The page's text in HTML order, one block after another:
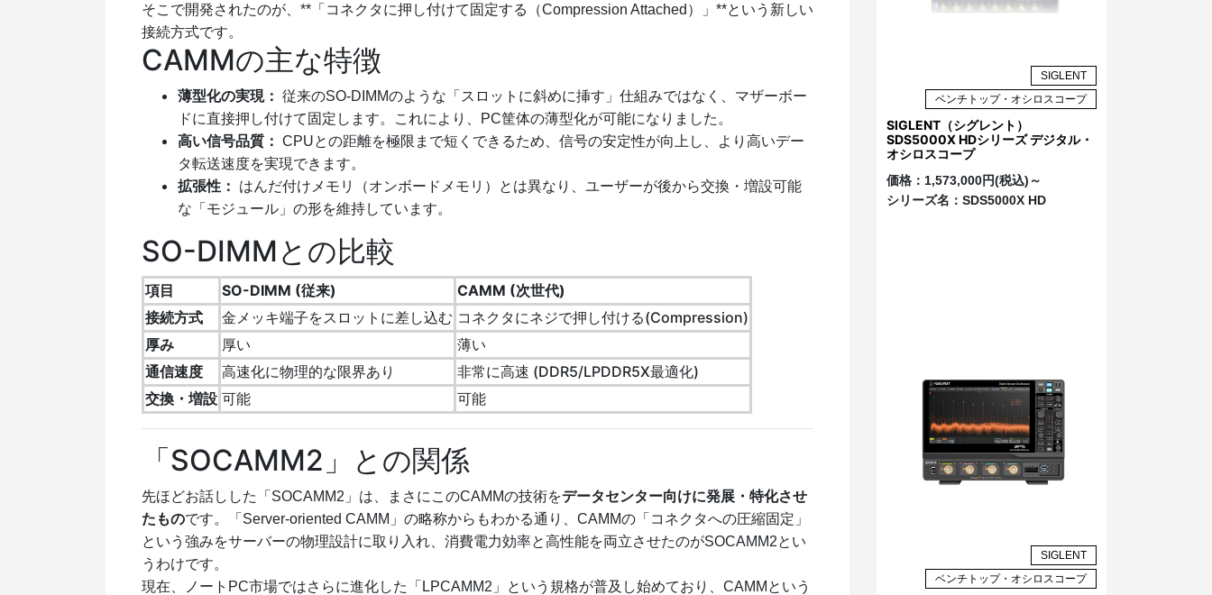
そこで開発されたのが、**「コネクタに押し付けて固定する（Compression Attached）」**という新しい
接続方式です。
CAMMの主な特徴
薄型化の実現： 従来のSO-DIMMのような「スロットに斜めに挿す」仕組みではなく、マザーボー
ドに直接押し付けて固定します。これにより、PC筐体の薄型化が可能になりました。
高い信号品質： CPUとの距離を極限まで短くできるため、信号の安定性が向上し、より高いデー
タ転送速度を実現できます。
拡張性：
はんだ付けメモリ（オンボードメモリ）とは異なり、ユーザーが後から交換・増設可能
な「モジュール」の形を維持しています。
SO-DIMMとの比較
項目 SO-DIMM (従来)
CAMM (次世代)
接続方式
金メッキ端子をスロットに差し込む コネクタにネジで押し付ける(Compression)
厚み
厚い
薄い
通信速度
高速化に物理的な限界あり
非常に高速 (DDR5/LPDDR5X最適化)
交換・増設 可能 可能
「SOCAMM2」との関係
先ほどお話しした「SOCAMM2」は、まさにこのCAMMの技術をデータセンター向けに発展・特化させ
たものです。「Server-oriented CAMM」の略称からもわかる通り、CAMMの「コネクタへの圧縮固定」
という強みをサーバーの物理設計に取り入れ、消費電力効率と高性能を両立させたのがSOCAMM2とい
うわけです。
現在、ノートPC市場ではさらに進化した「LPCAMM2」という規格が普及し始めており、CAMMという
SIGLENT
ベンチトップ・オシロスコープ
SIGLENT（シグレント）
SDS5000X HDシリーズ デジタル・
オシロスコープ
価格： 1,573,000円(税込)～
シリーズ名： SDS5000X HD
SIGLENT
ベンチトップ・オシロスコープ